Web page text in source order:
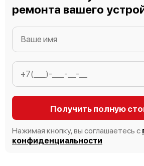
ремонта вашего
Получить полную
Нажимая кнопку, вы соглашаетесь с
конфиденциальности